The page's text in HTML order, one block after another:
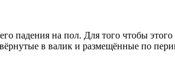
падения на пол. Для того чтобы
в валик и размещённые по